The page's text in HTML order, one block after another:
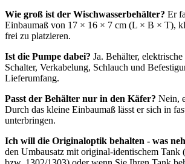
Wie groß ist der Wischwasserbehälter? Er
Einbaumaß von 17 × 16 × 7 cm (L × B × T),
frei zu platzieren.
Ist die Pumpe dabei? Ja. Behälter,
Schalter, Verkabelung, Schlauch und
Lieferumfang.
Passt der Behälter nur in den Käfer? Nein,
Durch das kleine Einbaumaß lässt er sich in
unterbringen.
Ich will die Originaloptik behalten - was
den Umbausatz mit original-identischem Tank